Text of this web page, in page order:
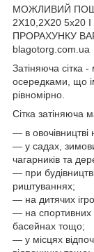
МОЖЛИВИЙ
2Х10,2Х20 5х20
ПРОРАХУНКУ
blagotorg.com.ua
Затіняюча сітка
осередками, що
рівномірно.
Сітка затіняюча
― в овочівництві
― у садах,
чагарників та
― при
риштуваннях;
― на дитячих
― на спортивних
басейнах тощо;
― у місцях